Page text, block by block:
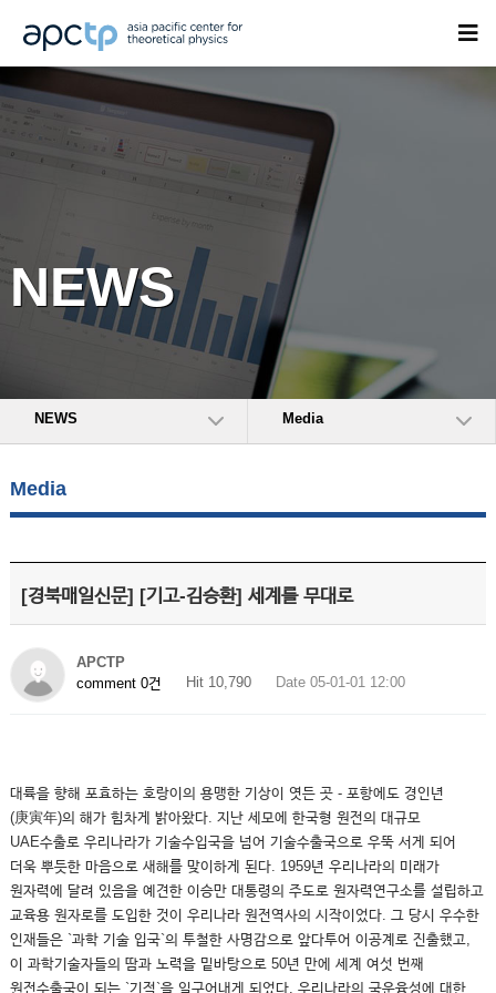
NEWS
NEWS Media
Media
[경북매일신문] [기고-김승환] 세계를 무대로
APCTP
comment 0건
Hit 10,790 Date 05-01-01 12:00
대륙을 향해 포효하는 호랑이의 용맹한 기상이 엿든 곳 - 포항에도 경인년
(庚寅年)의 해가 힘차게 밝아왔다. 지난 세모에 한국형 원전의 대규모
UAE수출로 우리나라가 기술수입국을 넘어 기술수출국으로 우뚝 서게 되어
더욱 뿌듯한 마음으로 새해를 맞이하게 된다. 1959년 우리나라의 미래가
원자력에 달려 있음을 예견한 이승만 대통령의 주도로 원자력연구소를 설립하고
교육용 원자로를 도입한 것이 우리나라 원전역사의 시작이었다. 그 당시 우수한
인재들은 `과학 기술 입국`의 투철한 사명감으로 앞다투어 이공계로 진출했고,
이 과학기술자들의 땀과 노력을 밑바탕으로 50년 만에 세계 여섯 번째
원전수출국이 되는 `기적`을 일구어내게 되었다. 우리나라의 국운융성에 대한